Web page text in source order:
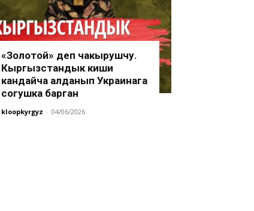
«Золотой» деп чакырушчу.
Кыргызстандык киши
кандайча алданып Украинага
согушка барган
kloopkyrgyz - 04/06/2026